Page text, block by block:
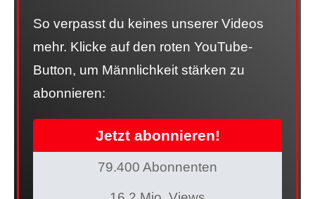
So verpasst du keines unserer Videos
mehr. Klicke auf den roten YouTube-
Button, um Männlichkeit stärken zu
abonnieren:
Jetzt abonnieren!
79.400 Abonnenten